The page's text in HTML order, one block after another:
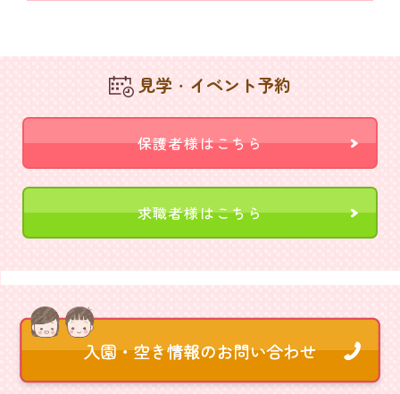
見学・イベント予約
保護者様はこちら
求職者様はこちら